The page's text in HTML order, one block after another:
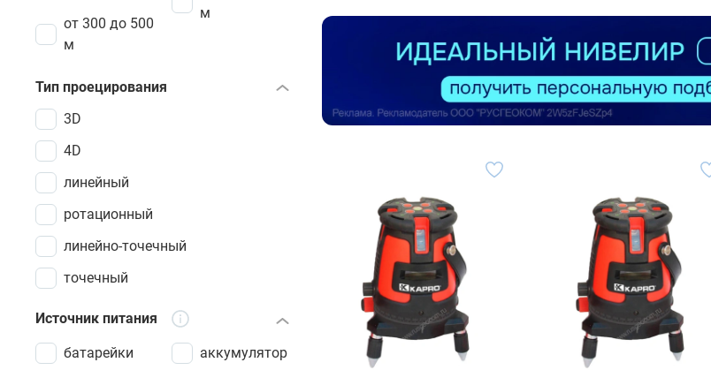
от 300 до 500
м
м
Тип проецирования
3D
4D
линейный
ротационный
линейно-точечный
точечный
Источник питания
батарейки аккумулятор